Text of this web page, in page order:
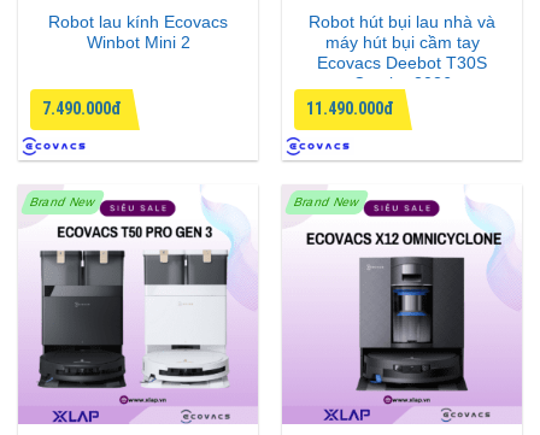
Robot lau kính Ecovacs
Winbot Mini 2
7.490.000đ
Robot hút bụi lau nhà và
máy hút bụi cầm tay
Ecovacs Deebot T30S
Combo 2026
11.490.000đ
Brand New Brand New